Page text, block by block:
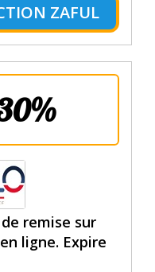
ZAFUL
remise sur
ligne. Expire